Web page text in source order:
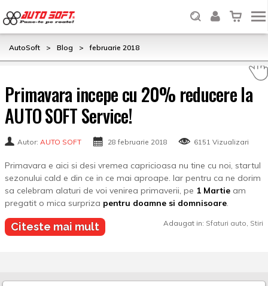
AutoSoft > Blog > februarie 2018
Primavara incepe cu 20% reducere la
AUTO SOFT Service!
Autor: AUTO SOFT 28 februarie 2018 6151 Vizualizari
Primavara e aici si desi vremea capricioasa nu tine cu noi, startul
sezonului cald e din ce in ce mai aproape. Iar pentru ca ne dorim
sa celebram alaturi de voi venirea primaverii, pe 1 Martie am
pregatit o mica surpriza pentru doamne si domnisoare.
Citeste mai mult Adaugat in: Sfaturi auto, Stiri